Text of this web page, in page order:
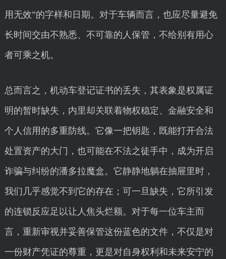
用无效”的字样和日期。对于车辆而言，也应尽量避免
长时间交由不熟悉、不可靠的人保管，不给别有用心
者可乘之机。
总而言之，机动车登记证书的丢失，其表象是权属证
明的暂时缺失，内里却关联着物权稳定、金融安全和
个人信用的多重防线。它像一把钥匙，既能打开合法
处置资产的大门，也可能在不法之徒手中，成为开启
诈骗与纠纷的潘多拉魔盒。它静静地躺在抽屉里时，
我们几乎感觉不到它的存在；可一旦缺失，它所引发
的连锁反应足以让人焦头烂额。对于每一位车主而
言，重新审视并妥善保管这份蓝色的文件，不仅是对
一份财产凭证的尊重，更是对自身权利和未来安宁的